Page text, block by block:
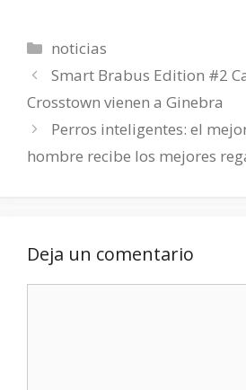
Categorías
noticias
Smart Brabus Edition #2
Crosstown vienen a Ginebra
Perros inteligentes: el
hombre recibe los mejores
Deja un comentario